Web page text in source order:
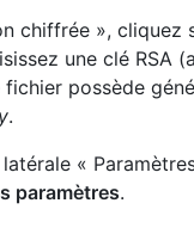
chiffrée », cliquez
une clé RSA
fichier possède
.
«
paramètres.